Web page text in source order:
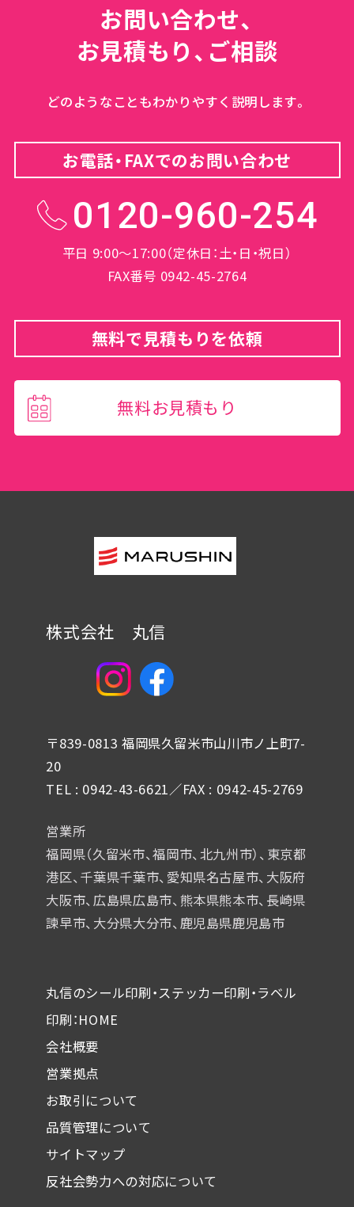
お問い合わせ、
お見積もり、ご相談
どのようなこともわかりやすく説明します。
お電話・FAXでのお問い合わせ
0120-960-254
平日 9:00～17:00（定休日：土・日・祝日）
FAX番号 0942-45-2764
無料で見積もりを依頼
無料お見積もり
株式会社 丸信
〒839-0813 福岡県久留米市山川市ノ上町7-
20
TEL : 0942-43-6621／FAX : 0942-45-2769
営業所
福岡県（久留米市、福岡市、北九州市）、東京都
港区、千葉県千葉市、 愛知県名古屋市、大阪府
大阪市、広島県広島市、熊本県熊本市、 長崎県
諫早市、大分県大分市、鹿児島県鹿児島市
丸信のシール印刷・ステッカー印刷・ラベル
印刷：HOME
会社概要
営業拠点
お取引について
品質管理について
サイトマップ
反社会勢力への対応について